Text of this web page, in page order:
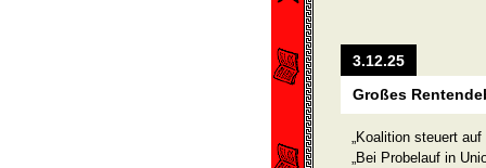
3.12.25
Großes
„Koalition steuert auf
„Bei Probelauf in